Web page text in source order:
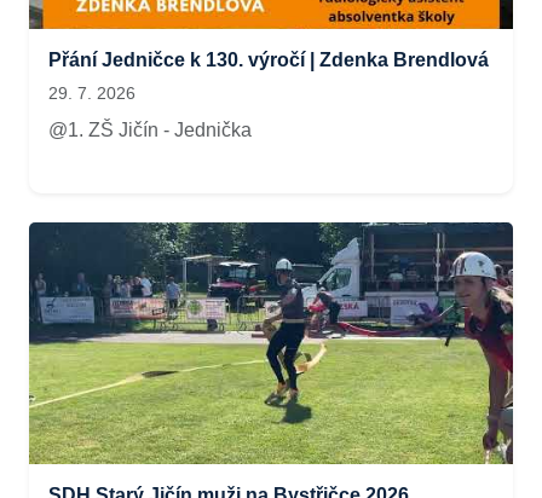
Přání Jedničce k 130. výročí | Zdenka Brendlová
29. 7. 2026
@1. ZŠ Jičín - Jednička